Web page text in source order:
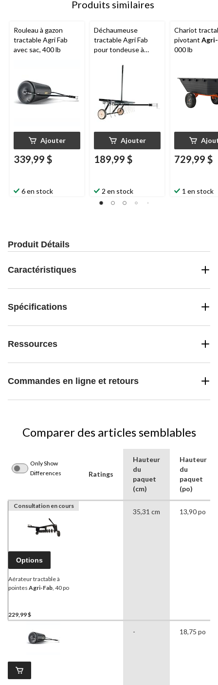
Produits similaires
Rouleau à gazon
tractable Agri Fab
avec sac, 400 lb
Ajouter
339,99 $
6 en stock
Déchaumeuse
tractable Agri Fab
pour tondeuse à
40 po, 70 lb
Ajouter
189,99 $
2 en stock
Chariot
pivotant
000 lb
729,99 $
1 en stock
Produit Détails
Caractéristiques
Spécifications
Ressources
Commandes en ligne et retours
Comparer des articles semblables
Only Show
Differences
Ratings
Hauteur
du
paquet
(cm)
Hauteur
du
paquet
(po)
Consultation en cours
Options
Aérateur tractable à
pointes Agri-Fab , 40 po
229,99 $
35,31 cm 13,90 po
- 18,75 po